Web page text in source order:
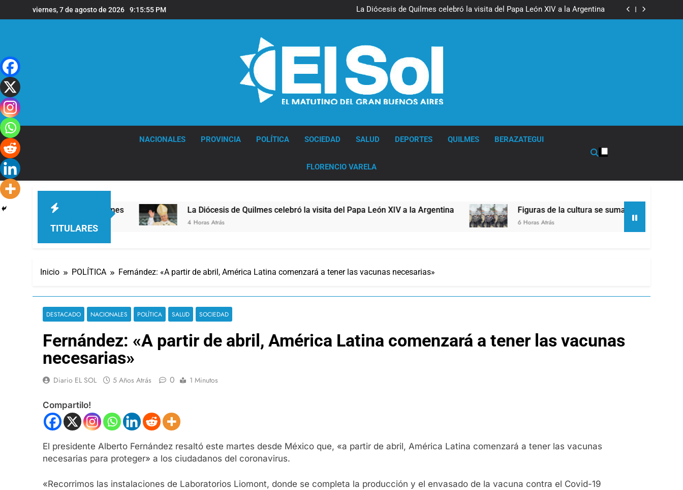
al
viernes, 7 de agosto de 2026 9:15:56 PM
La Diócesis de Quilmes celebró la visita del Papa León XIV a la Argentina
Figuras de la cultura se sumaron a la marcha frente al Congreso contra la
La Diócesis de Quilmes celebró la visita del Papa León XIV a la Argentina
Figuras de la cultura se sumaron a la marcha frente al Congreso contra la
Nueva jornada negativa para los activos argentinos: cayeron las acciones
en Wall Street y el riesgo país quedó al borde de los 450 puntos
NACIONALES PROVINCIA POLÍTICA SOCIEDAD SALUD DEPORTES QUILMES BERAZATEGUI
FLORENCIO VARELA
TITULARES
en la sede de Quilmes La Diócesis de Quilmes celebró la visita del Papa León XIV a la Argentina
4 Horas Atrás
Figuras de la cultura se sumaron a la marcha frente
6 Horas Atrás
Inicio POLÍTICA Fernández: «A partir de abril, América Latina comenzará a tener las vacunas necesarias»
DESTACADO NACIONALES POLÍTICA SALUD SOCIEDAD
Fernández: «A partir de abril, América Latina comenzará a tener las vacunas
necesarias»
Diario EL SOL 5 Años Atrás 0 1 Minutos
Compartilo!
El presidente Alberto Fernández resaltó este martes desde México que, «a partir de abril, América Latina comenzará a tener las vacunas
necesarias para proteger» a los ciudadanos del coronavirus.
«Recorrimos las instalaciones de Laboratorios Liomont, donde se completa la producción y el envasado de la vacuna contra el Covid-19